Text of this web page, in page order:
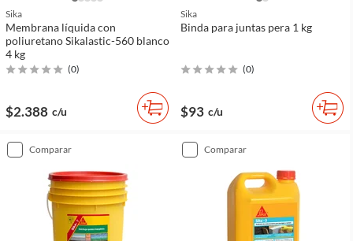
Sika
Membrana líquida con
poliuretano Sikalastic-560 blanco
4 kg
(0)
$2.388 c/u
Sika
Binda para juntas pera 1 kg
(0)
$93 c/u
comparar comparar